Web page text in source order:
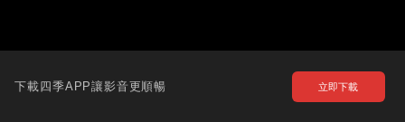
下載四季APP讓影音更順暢 立即下載